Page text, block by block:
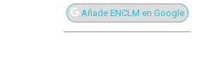
Añade ENCLM en Google